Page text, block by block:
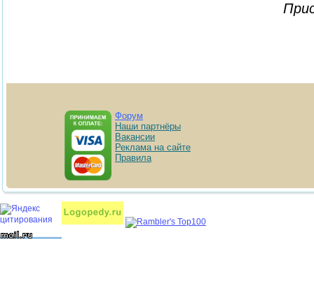
Форум
Наши партнёры
Вакансии
Реклама на сайте
Правила